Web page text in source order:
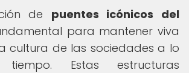
de puentes icónicos del
para mantener viva
cultura de las sociedades a lo
Estas estructuras